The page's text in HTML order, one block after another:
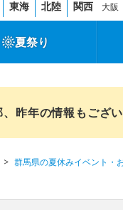
東海 北陸 関西 大阪
夏祭り
昨年の情報もござ
群馬県の夏休みイベント・